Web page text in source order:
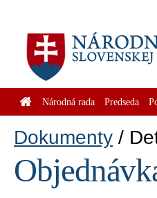
Národná rada Predseda
Dokumenty